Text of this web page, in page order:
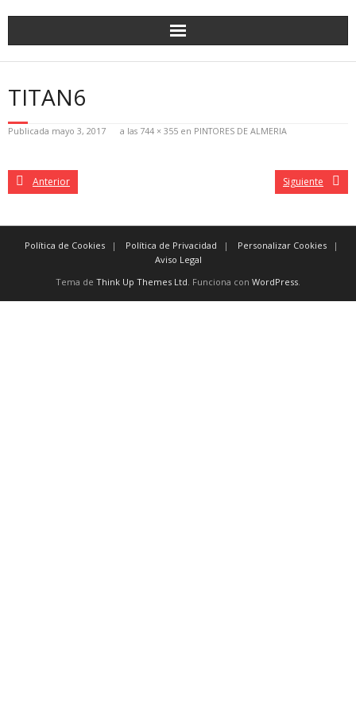
TITAN6
Publicada mayo 3, 2017 a las 744 × 355 en PINTORES DE ALMERIA
Anterior Siguiente
Política de Cookies Política de Privacidad
Personalizar Cookies
Aviso Legal
Tema de Think Up Themes Ltd. Funciona con WordPress.